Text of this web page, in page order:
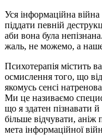
Уся інформаційна
піддати певній
аби вона була
жаль, не можемо, а
Психотерапія містить
осмислення того, що
якомусь сенсі
Ми це називаємо
що я здатен пізнавати
більше відчувати, аніж
мета інформаційної